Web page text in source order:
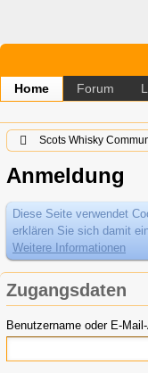
Home Forum
Scots Whisky
Anmeldung
Diese Seite verwendet
erklären Sie sich damit
Weitere Informationen
Zugangsdaten
Benutzername oder E-